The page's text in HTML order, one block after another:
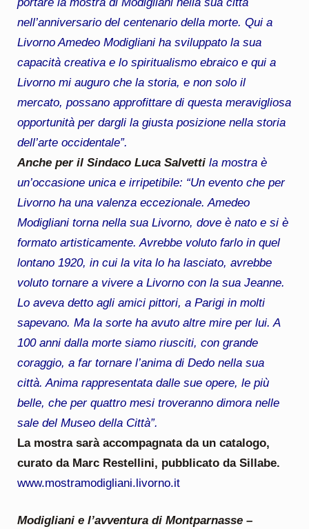
nell’anniversario del centenario della morte. Qui a
Livorno Amedeo Modigliani ha sviluppato la sua
capacità creativa e lo spiritualismo ebraico e qui a
Livorno mi auguro che la storia, e non solo il
mercato, possano approfittare di questa meravigliosa
opportunità per dargli la giusta posizione nella storia
dell’arte occidentale”.
Anche per il Sindaco Luca Salvettila mostra è
un’occasione unica e irripetibile: “Un evento che per
Livorno ha una valenza eccezionale. Amedeo
Modigliani torna nella sua Livorno, dove è nato e si è
formato artisticamente. Avrebbe voluto farlo in quel
lontano 1920, in cui la vita lo ha lasciato, avrebbe
voluto tornare a vivere a Livorno con la sua Jeanne.
Lo aveva detto agli amici pittori, a Parigi in molti
sapevano. Ma la sorte ha avuto altre mire per lui. A
100 anni dalla morte siamo riusciti, con grande
coraggio, a far tornare l’anima di Dedo nella sua
città. Anima rappresentata dalle sue opere, le più
belle, che per quattro mesi troveranno dimora nelle
sale del Museo della Città”.
La mostra sarà accompagnata da un catalogo,
curato da Marc Restellini, pubblicato da Sillabe.
www.mostramodigliani.livorno.it
Modigliani e l’avventura di Montparnasse –